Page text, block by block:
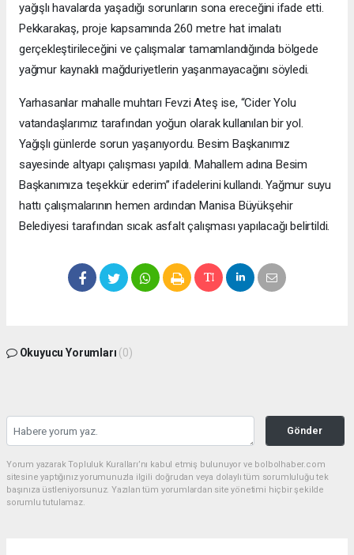
yağışlı havalarda yaşadığı sorunların sona ereceğini ifade etti.
Pekkarakaş, proje kapsamında 260 metre hat imalatı
gerçekleştirileceğini ve çalışmalar tamamlandığında bölgede
yağmur kaynaklı mağduriyetlerin yaşanmayacağını söyledi.
Yarhasanlar mahalle muhtarı Fevzi Ateş ise, “Cider Yolu
vatandaşlarımız tarafından yoğun olarak kullanılan bir yol.
Yağışlı günlerde sorun yaşanıyordu. Besim Başkanımız
sayesinde altyapı çalışması yapıldı. Mahallem adına Besim
Başkanımıza teşekkür ederim” ifadelerini kullandı. Yağmur suyu
hattı çalışmalarının hemen ardından Manisa Büyükşehir
Belediyesi tarafından sıcak asfalt çalışması yapılacağı belirtildi.
Okuyucu Yorumları (0)
Gönder
Yorum yazarak Topluluk Kuralları’nı kabul etmiş bulunuyor ve bolbolhaber.com
sitesine yaptığınız yorumunuzla ilgili doğrudan veya dolaylı tüm sorumluluğu tek
başınıza üstleniyorsunuz. Yazılan tüm yorumlardan site yönetimi hiçbir şekilde
sorumlu tutulamaz.